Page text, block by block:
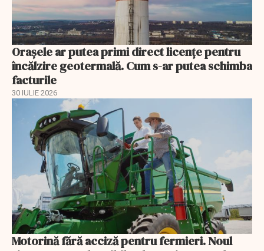
Orașele ar putea primi direct licențe pentru
încălzire geotermală. Cum s-ar putea schimba
facturile
30 IULIE 2026
Motorină fără acciză pentru fermieri. Noul